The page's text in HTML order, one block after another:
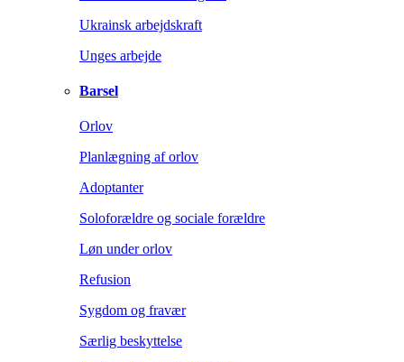
Ukrainsk arbejdskraft
Unges arbejde
Barsel
Orlov
Planlægning af orlov
Adoptanter
Soloforældre og sociale forældre
Løn under orlov
Refusion
Sygdom og fravær
Særlig beskyttelse